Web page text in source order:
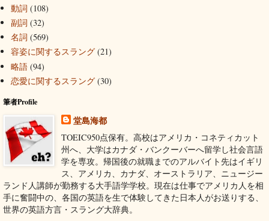
動詞 (108)
副詞 (32)
名詞 (569)
容姿に関するスラング (21)
略語 (94)
恋愛に関するスラング (30)
筆者Profile
堂島海都
TOEIC950点保有。高校はアメリカ・コネティカット
州へ、大学はカナダ・バンクーバーへ留学し社会言語
学を専攻。帰国後の就職までのアルバイト先はイギリ
ス、アメリカ、カナダ、オーストラリア、ニュージー
ランド人講師が勤務する大手語学学校。現在は仕事でアメリカ人を相
手に奮闘中の、各国の英語を生で体験してきた日本人がお送りする、
世界の英語方言・スラング大辞典。